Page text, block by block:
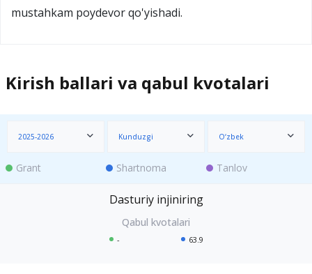
mustahkam poydevor qo'yishadi.
Kirish ballari va qabul kvotalari
2025-2026 Kunduzgi O‘zbek
Grant Shartnoma Tanlov
Dasturiy injiniring
- 63.9